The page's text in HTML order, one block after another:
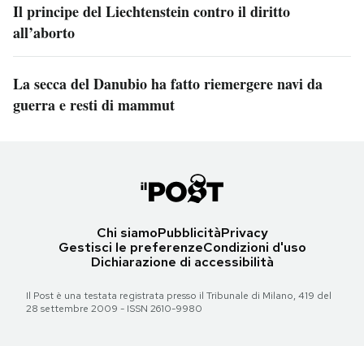
Il principe del Liechtenstein contro il diritto
all’aborto
La secca del Danubio ha fatto riemergere navi da
guerra e resti di mammut
Chi siamoPubblicitàPrivacy
Gestisci le preferenzeCondizioni d'uso
Dichiarazione di accessibilità
Il Post è una testata registrata presso il Tribunale di Milano, 419 del
28 settembre 2009 - ISSN 2610-9980